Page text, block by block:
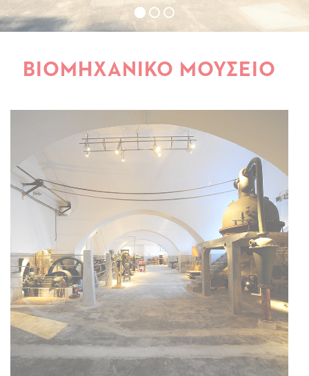
ΒΙΟΜΗΧΑΝΙΚΟ ΜΟΥΣΕΙΟ